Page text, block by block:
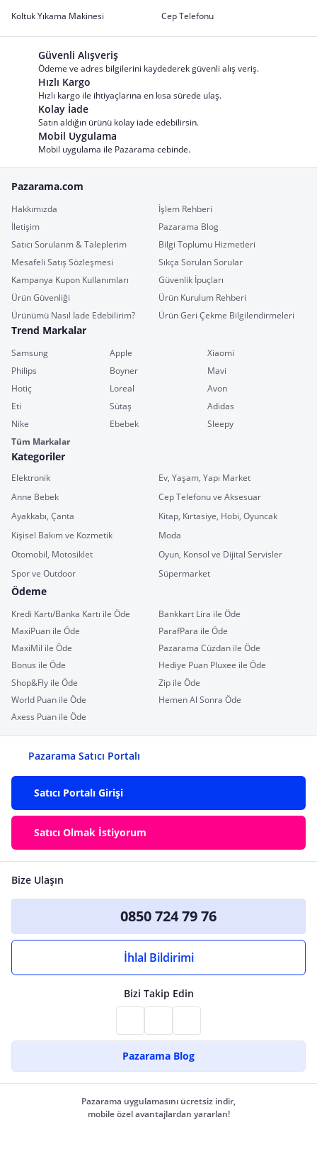
Koltuk Yıkama Makinesi
Cep Telefonu
Güvenli Alışveriş
Ödeme ve adres bilgilerini kaydederek güvenli alış veriş.
Hızlı Kargo
Hızlı kargo ile ihtiyaçlarına en kısa sürede ulaş.
Kolay İade
Satın aldığın ürünü kolay iade edebilirsin.
Mobil Uygulama
Mobil uygulama ile Pazarama cebinde.
Pazarama.com
Hakkımızda
İşlem Rehberi
İletişim
Pazarama Blog
Satıcı Sorularım & Taleplerim
Bilgi Toplumu Hizmetleri
Mesafeli Satış Sözleşmesi
Sıkça Sorulan Sorular
Kampanya Kupon Kullanımları
Güvenlik İpuçları
Ürün Güvenliği
Ürün Kurulum Rehberi
Ürünümü Nasıl İade Edebilirim?
Ürün Geri Çekme Bilgilendirmeleri
Trend Markalar
Samsung Apple
Xiaomi
Philips
Boyner
Mavi
Hotiç
Loreal
Avon
Eti
Sütaş
Adidas
Nike
Ebebek
Sleepy
Tüm Markalar
Kategoriler
Elektronik
Ev, Yaşam, Yapı Market
Anne Bebek
Cep Telefonu ve Aksesuar
Ayakkabı, Çanta
Kitap, Kırtasiye, Hobi, Oyuncak
Kişisel Bakım ve Kozmetik
Moda
Otomobil, Motosiklet
Oyun, Konsol ve Dijital Servisler
Spor ve Outdoor
Süpermarket
Ödeme
Kredi Kartı/Banka Kartı ile Öde
Bankkart Lira ile Öde
MaxiPuan ile Öde
ParafPara ile Öde
MaxiMil ile Öde
Pazarama Cüzdan ile Öde
Bonus ile Öde
Hediye Puan Pluxee ile Öde
Shop&Fly ile Öde
Zip ile Öde
World Puan ile Öde
Hemen Al Sonra Öde
Axess Puan ile Öde
Pazarama Satıcı Portalı
Satıcı Portalı Girişi
Satıcı Olmak İstiyorum
Bize Ulaşın
0850 724 79 76
İhlal Bildirimi
Bizi Takip Edin
Pazarama Blog
Pazarama uygulamasını ücretsiz indir,
mobile özel avantajlardan yararlan!